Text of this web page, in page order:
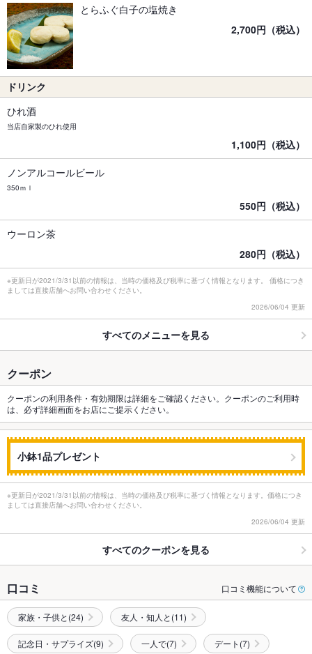
とらふぐ白子の塩焼き
2,700円（税込）
ドリンク
ひれ酒
当店自家製のひれ使用
1,100円（税込）
ノンアルコールビール
350ｍｌ
550円（税込）
ウーロン茶
280円（税込）
※更新日が2021/3/31以前の情報は、当時の価格及び税率に基づく情報となります。 価格につき
ましては直接店舗へお問い合わせください。
2026/06/04 更新
すべてのメニューを見る
クーポン
クーポンの利用条件・有効期限は詳細をご確認ください。クーポンのご利用時
は、必ず詳細画面をお店にご提示ください。
小鉢1品プレゼント
※更新日が2021/3/31以前の情報は、当時の価格及び税率に基づく情報となります。価格につき
ましては直接店舗へお問い合わせください。
2026/06/04 更新
すべてのクーポンを見る
口コミ 口コミ機能について
家族・子供と(24) 友人・知人と(11)
記念日・サプライズ(9) 一人で(7) デート(7)